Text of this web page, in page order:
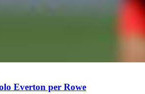
Everton per Rowe